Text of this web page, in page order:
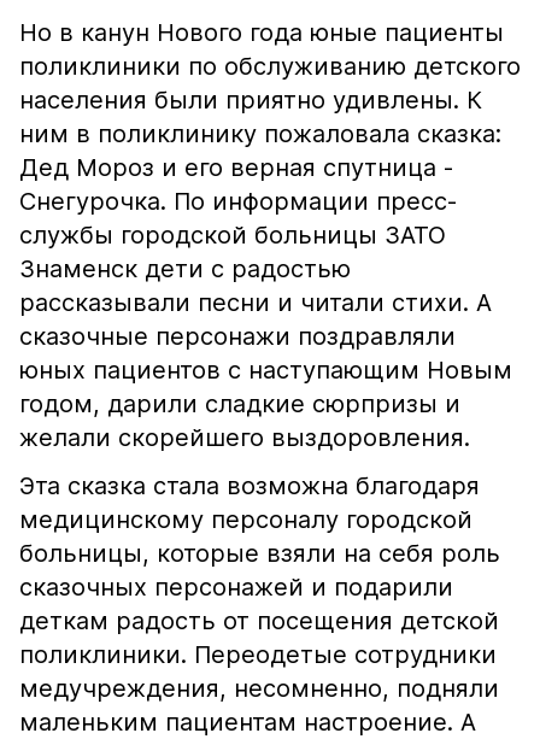
Но в канун Нового года юные пациенты
поликлиники по обслуживанию детского
населения были приятно удивлены. К
ним в поликлинику пожаловала сказка:
Дед Мороз и его верная спутница -
Снегурочка. По информации пресс-
службы городской больницы ЗАТО
Знаменск дети с радостью
рассказывали песни и читали стихи. А
сказочные персонажи поздравляли
юных пациентов с наступающим Новым
годом, дарили сладкие сюрпризы и
желали скорейшего выздоровления.
Эта сказка стала возможна благодаря
медицинскому персоналу городской
больницы, которые взяли на себя роль
сказочных персонажей и подарили
деткам радость от посещения детской
поликлиники. Переодетые сотрудники
медучреждения, несомненно, подняли
маленьким пациентам настроение. А